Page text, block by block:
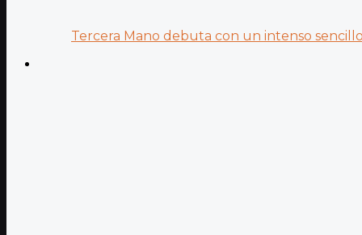
Tercera Mano debuta con un intenso